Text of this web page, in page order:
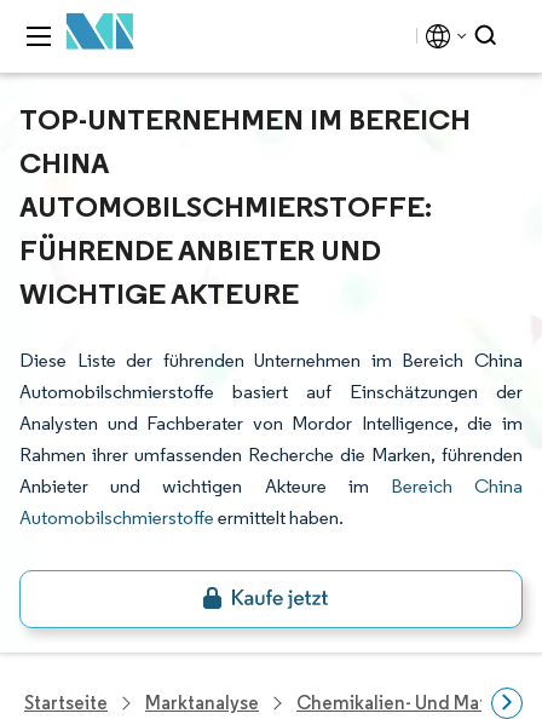
TOP-UNTERNEHMEN IM BEREICH
CHINA
AUTOMOBILSCHMIERSTOFFE:
FÜHRENDE ANBIETER UND
WICHTIGE AKTEURE
Diese Liste der führenden Unternehmen im Bereich China
Automobilschmierstoffe basiert auf Einschätzungen der
Analysten und Fachberater von Mordor Intelligence, die im
Rahmen ihrer umfassenden Recherche die Marken, führenden
Anbieter und wichtigen Akteure im Bereich China
Automobilschmierstoffe ermittelt haben.
Startseite Marktanalyse Chemikalien- Und